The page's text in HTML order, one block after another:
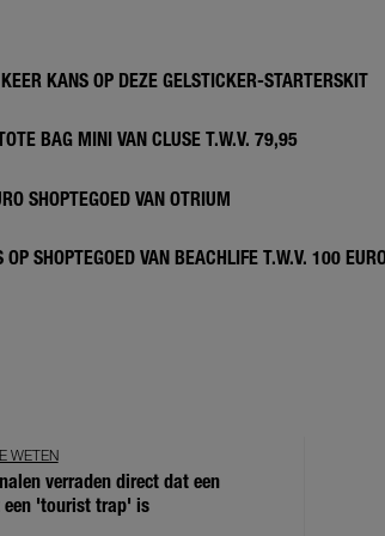
KANS OP DEZE GELSTICKER-STARTERSKIT
BAG MINI VAN CLUSE T.W.V. 79,95
SHOPTEGOED VAN OTRIUM
SHOPTEGOED VAN BEACHLIFE T.W.V. 100
WETEN
verraden direct dat een
een 'tourist trap' is